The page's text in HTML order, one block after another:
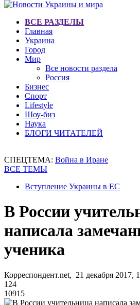
ВСЕ РАЗДЕЛЫ
Главная
Украина
Город
Мир
Все новости раздела
Россия
Бизнес
Спорт
Lifestyle
Шоу-биз
Наука
БЛОГИ ЧИТАТЕЛЕЙ
СПЕЦТЕМА: Война в Иране
ВСЕ ТЕМЫ
Вступление Украины в ЕС
В России
написала
ученика
Корреспондент.net, 21 декабря 2017,
124
10915